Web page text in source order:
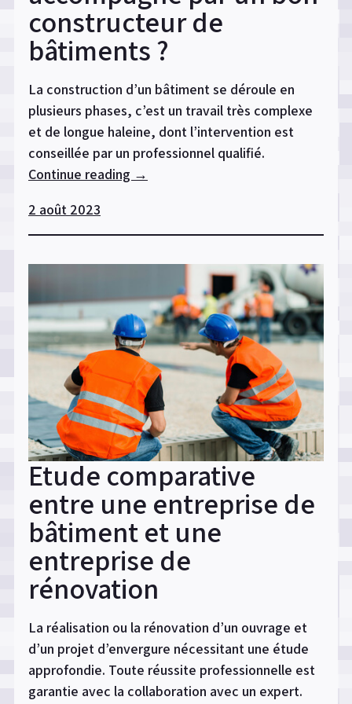
constructeur de
bâtiments ?
La construction d’un bâtiment se déroule en
plusieurs phases, c’est un travail très complexe
et de longue haleine, dont l’intervention est
conseillée par un professionnel qualifié.
Continue reading « Les
accompagné
bon
constructeur
de
bâtiments
? »
→
2 août 2023
Etude comparative
entre une entreprise de
bâtiment et une
entreprise de
rénovation
La réalisation ou la rénovation d’un ouvrage et
d’un projet d’envergure nécessitant une étude
approfondie. Toute réussite professionnelle est
garantie avec la collaboration avec un expert.